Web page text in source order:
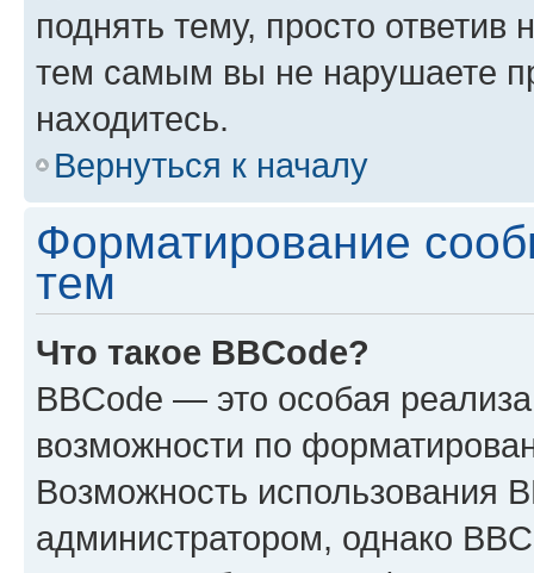
поднять тему, просто ответив
тем самым вы не нарушаете
находитесь.
Вернуться к началу
Форматирование
тем
Что такое BBCode?
BBCode — это особая
возможности по
Возможность использования
администратором, однако